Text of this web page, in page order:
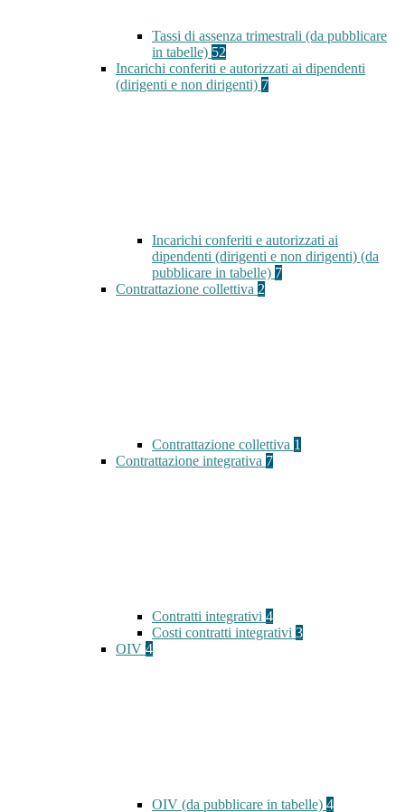
Tassi di assenza trimestrali (da pubblicare
in tabelle) 52
Incarichi conferiti e autorizzati ai dipendenti
(dirigenti e non dirigenti) 7
Incarichi conferiti e autorizzati ai
dipendenti (dirigenti e non dirigenti) (da
pubblicare in tabelle) 7
Contrattazione collettiva 2
Contrattazione collettiva 1
Contrattazione integrativa 7
Contratti integrativi 4
Costi contratti integrativi 3
OIV 4
OIV (da pubblicare in tabelle) 4